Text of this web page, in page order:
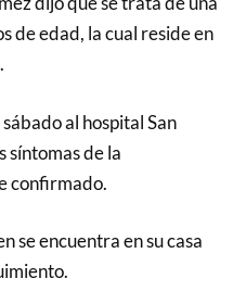
de edad, la cual reside en
al hospital San
síntomas de la
confirmado.
se encuentra en su casa